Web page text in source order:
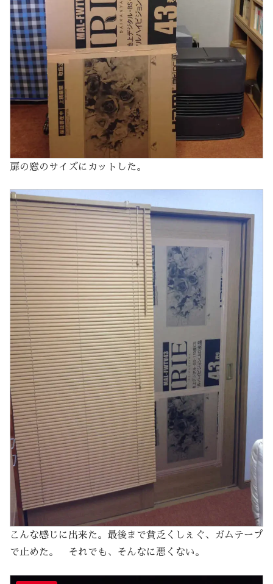
扉の窓のサイズにカットした。
こんな感じに出来た。最後まで貧乏くしぇぐ、ガムテープ
で止めた。 それでも、そんなに悪くない。